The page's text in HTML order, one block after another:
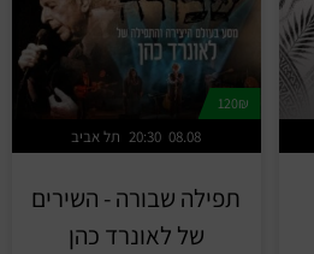
120₪
תל אביב 20:30 08.08
תפילה שבורה - השירים
של לאונרד כהן